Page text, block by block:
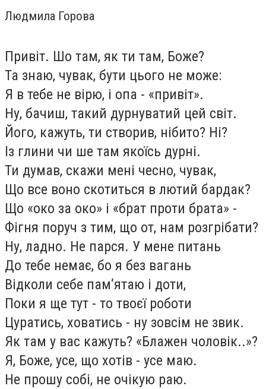
Людмила Горова
Привіт. Шо там, як ти там, Боже?
Та знаю, чувак, бути цього не може:
Я в тебе не вірю, і опа - «привіт».
Ну, бачиш, такий дурнуватий цей світ.
Його, кажуть, ти створив, нібито? Ні?
Із глини чи ше там якоїсь дурні.
Ти думав, скажи мені чесно, чувак,
Що все воно скотиться в лютий бардак?
Що «око за око» і «брат проти брата» -
Фігня поруч з тим, що от, нам розгрібати?
Ну, ладно. Не парся. У мене питань
До тебе немає, бо я без вагань
Відколи себе пам‘ятаю і доти,
Поки я ще тут - то твоєї роботи
Цуратись, ховатись - ну зовсім не звик.
Як там у вас кажуть? «Блажен чоловік..»?
Я, Боже, усе, що хотів - усе маю.
Не прошу собі, не очікую раю.